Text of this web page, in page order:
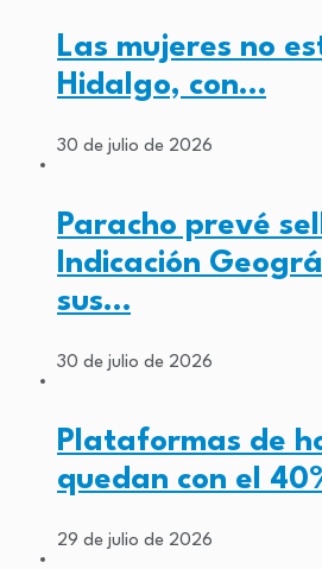
Las mujeres no
Hidalgo, con…
30 de julio de 2026
Paracho prevé
Indicación
sus…
30 de julio de 2026
Plataformas de
quedan con el
29 de julio de 2026